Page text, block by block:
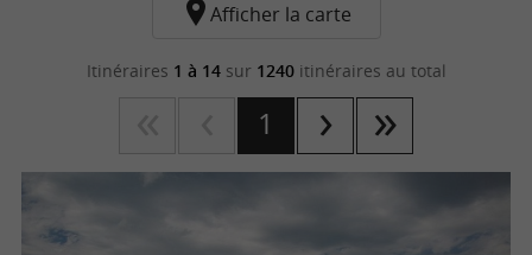
Afficher la carte
Itinéraires 1 à 14sur 1240itinéraires au total
1